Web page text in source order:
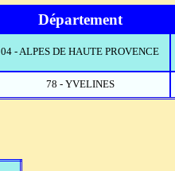
Département
04 - ALPES DE HAUTE PROVENCE
78 - YVELINES